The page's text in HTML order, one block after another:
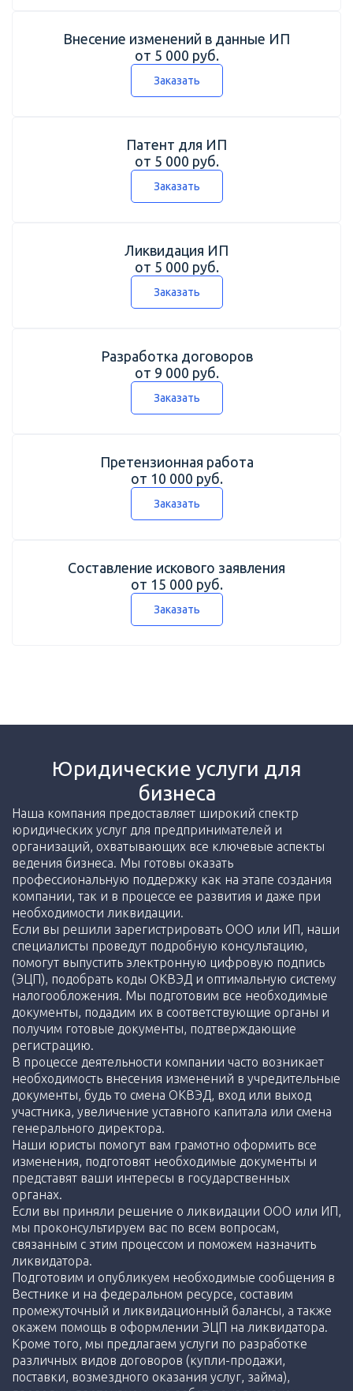
Внесение изменений в данные ИП
от 5 000 руб.
Заказать
Патент для ИП
от 5 000 руб.
Заказать
Ликвидация ИП
от 5 000 руб.
Заказать
Разработка договоров
от 9 000 руб.
Заказать
Претензионная работа
от 10 000 руб.
Заказать
Составление искового заявления
от 15 000 руб.
Заказать
Юридические услуги для
бизнеса
Наша компания предоставляет широкий спектр
юридических услуг для предпринимателей и
организаций, охватывающих все ключевые аспекты
ведения бизнеса. Мы готовы оказать
профессиональную поддержку как на этапе создания
компании, так и в процессе ее развития и даже при
необходимости ликвидации.
Если вы решили зарегистрировать ООО или ИП, наши
специалисты проведут подробную консультацию,
помогут выпустить электронную цифровую подпись
(ЭЦП), подобрать коды ОКВЭД и оптимальную систему
налогообложения. Мы подготовим все необходимые
документы, подадим их в соответствующие органы и
получим готовые документы, подтверждающие
регистрацию.
В процессе деятельности компании часто возникает
необходимость внесения изменений в учредительные
документы, будь то смена ОКВЭД, вход или выход
участника, увеличение уставного капитала или смена
генерального директора.
Наши юристы помогут вам грамотно оформить все
изменения, подготовят необходимые документы и
представят ваши интересы в государственных
органах.
Если вы приняли решение о ликвидации ООО или ИП,
мы проконсультируем вас по всем вопросам,
связанным с этим процессом и поможем назначить
ликвидатора.
Подготовим и опубликуем необходимые сообщения в
Вестнике и на федеральном ресурсе, составим
промежуточный и ликвидационный балансы, а также
окажем помощь в оформлении ЭЦП на ликвидатора.
Кроме того, мы предлагаем услуги по разработке
различных видов договоров (купли-продажи,
поставки, возмездного оказания услуг, займа),